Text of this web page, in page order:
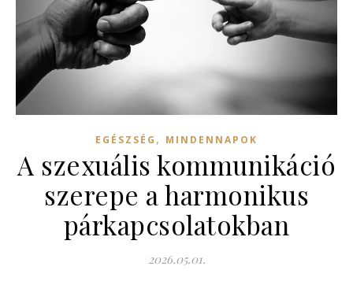
EGÉSZSÉG , MINDENNAPOK
A szexuális kommunikáció
szerepe a harmonikus
párkapcsolatokban
2026.05.01.